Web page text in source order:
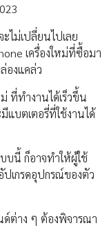
ไม่เปลี่ยนไปเลย
เครื่องใหม่ที่ซื้อมา
องแคล่ว
ที่ทำงานได้เร็วขึ้น
แบตเตอรี่ที่ใช้งานได้
บนี้ ก็อาจทำให้ผู้ใช้
ปเกรดอุปกรณ์ของตัว
ด์ต่าง ๆ ต้องพิจารณา